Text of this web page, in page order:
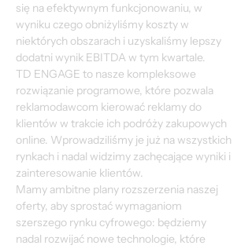
się na efektywnym funkcjonowaniu, w
wyniku czego obniżyliśmy koszty w
niektórych obszarach i uzyskaliśmy lepszy
dodatni wynik EBITDA w tym kwartale.
TD ENGAGE to nasze kompleksowe
rozwiązanie programowe, które pozwala
reklamodawcom kierować reklamy do
klientów w trakcie ich podróży zakupowych
online. Wprowadziliśmy je już na wszystkich
rynkach i nadal widzimy zachęcające wyniki i
zainteresowanie klientów.
Mamy ambitne plany rozszerzenia naszej
oferty, aby sprostać wymaganiom
szerszego rynku cyfrowego: będziemy
nadal rozwijać nowe technologie, które